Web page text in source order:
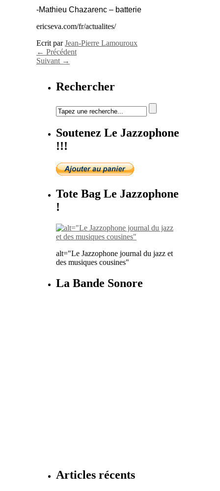
-Mathieu Chazarenc – batterie
ericseva.com/fr/actualites/
Ecrit parJean-Pierre Lamouroux
← Précédent
Suivant →
Rechercher
Soutenez Le Jazzophone
!!!
Tote Bag Le Jazzophone
!
alt="Le Jazzophone journal du jazz et
des musiques cousines"
La Bande Sonore
Articles récents